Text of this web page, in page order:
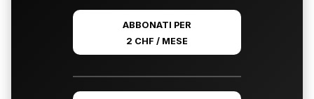
ABBONATI PER
2 CHF / MESE